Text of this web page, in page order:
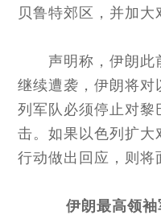
贝鲁特郊区，并加大
声明称，伊朗此
继续遭袭，伊朗将
列军队必须停止对
击。如果以色列扩大
行动做出回应，则将
伊朗最高领